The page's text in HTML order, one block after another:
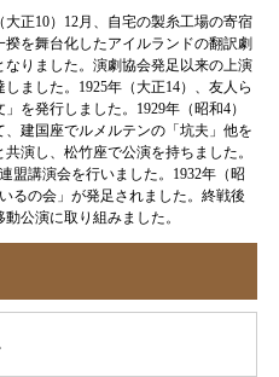
正10）12月、自宅の製糸工場の寄宿
を舞台化したアイルランドの翻訳劇
りました。演劇協会発足以来の上演
ました。1925年（大正14）、友人ら
を発行しました。1929年（昭和4）
建国座でルメルテンの「坑夫」他を
演し、松竹座で公演を持ちました。
盟講演会を行いました。1932年（昭
るの会」が発足されました。終戦後
公演に取り組みました。